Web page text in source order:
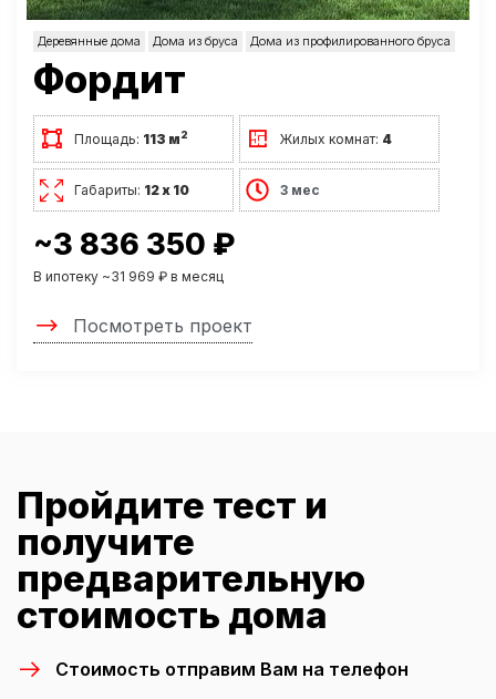
Деревянные дома Дома из бруса Дома из профилированного бруса
Фордит
Площадь: 113 м2 Жилых комнат: 4
Габариты: 12 х 10 3 мес
~3 836 350 ₽
В ипотеку ~31 969 ₽ в месяц
Посмотреть проект
Пройдите тест и
получите
предварительную
стоимость дома
Стоимость отправим Вам на телефон